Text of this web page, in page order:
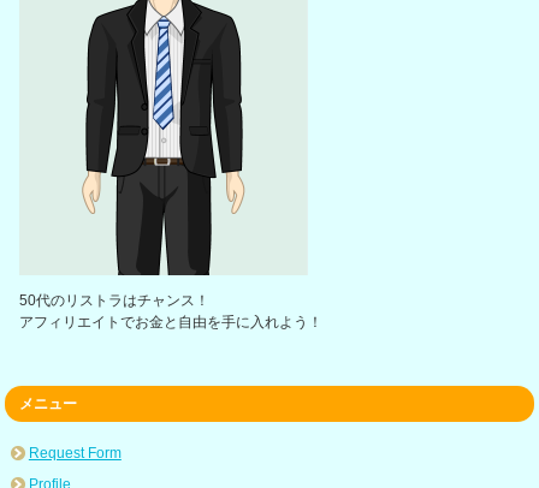
50代のリストラはチャンス！
アフィリエイトでお金と自由を手に入れよう！
メニュー
Request Form
Profile